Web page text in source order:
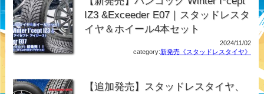
IZ3 &Exceeder E07｜スタッドレスタ
イヤ＆ホイール4本セット
2024/11/02
category:新発売《スタッドレスタイヤ》
【追加発売】スタッドレスタイヤ、